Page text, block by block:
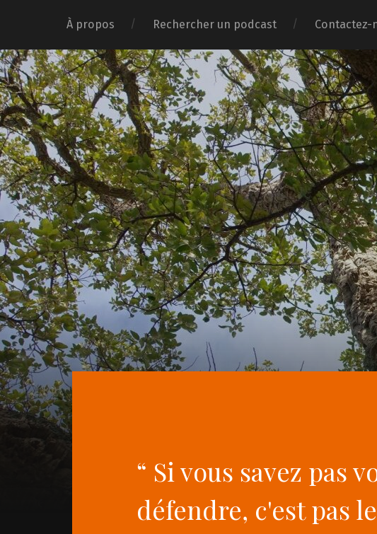
À propos Rechercher un podcast Contactez-
“ Si vous savez pas
défendre, c'est pas